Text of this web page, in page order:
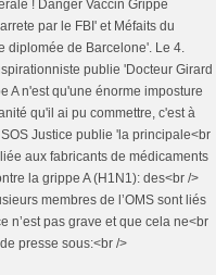
! Danger Vaccin Grippe
par le FBI' et Méfaits du
diplomée de Barcelone'. Le 4.
publie 'Docteur Girard
A n'est qu'une énorme imposture
qu'il ai pu commettre, c'est à
Justice publie 'la principale<br
aux fabricants de médicaments
la grippe A (H1N1): des<br />
membres de l’OMS sont liés
n’est pas grave et que cela ne<br
presse sous:<br />